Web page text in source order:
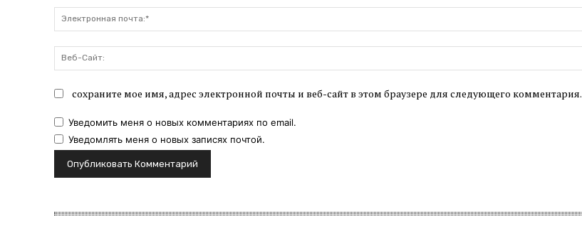
сохраните мое имя, адрес электронной почты и веб-сайт в этом браузере для следующего комментария.
Уведомить меня о новых комментариях по email.
Уведомлять меня о новых записях почтой.